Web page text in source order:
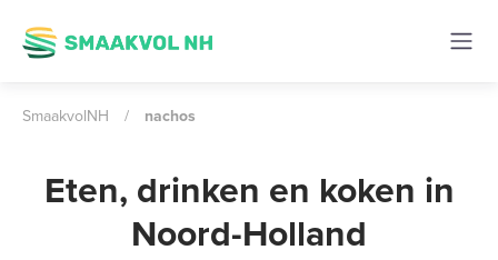
SmaakvolNH / nachos
Eten, drinken en koken in
Noord-Holland